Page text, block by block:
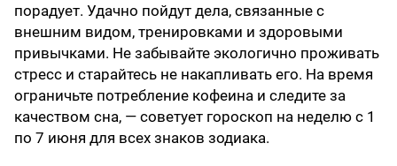
порадует. Удачно пойдут дела, связанные с
внешним видом, тренировками и здоровыми
привычками. Не забывайте экологично проживать
стресс и старайтесь не накапливать его. На время
ограничьте потребление кофеина и следите за
качеством сна, — советует гороскоп на неделю с 1
по 7 июня для всех знаков зодиака.